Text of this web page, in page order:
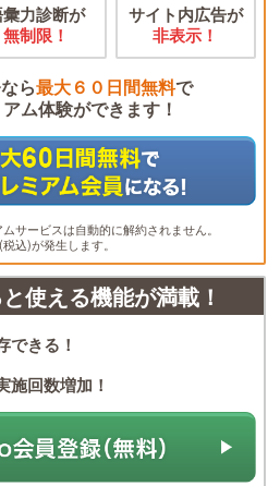
力診断が
無制限！
サイト内広告が
非表示！
ら最大６０日間無料で
ム体験ができます！
サービスは自動的に解約されません。
込)が発生します。
使える機能が満載！
できる！
施回数増加！